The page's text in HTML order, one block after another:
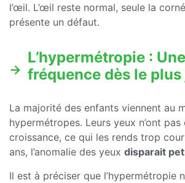
l’œil. L’œil reste normal, seule la
présente un défaut.
L’hypermétropie :
fréquence dès le plus
La majorité des enfants viennent au
hypermétropes. Leurs yeux n’ont
croissance, ce qui les rends trop
ans, l’anomalie des yeux disparait
Il est à préciser que l’hypermétropie